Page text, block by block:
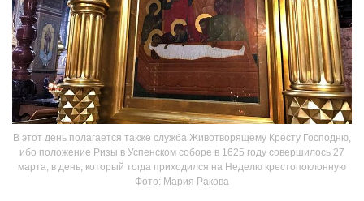
В этот день полагается также служба Животворящему Кресту Господню,
ибо положение Ризы в Успенском соборе в 1625 году совершилось 27
марта, в день, который тогда приходился на Неделю крестопоклонную
Фото: Мария Ракова